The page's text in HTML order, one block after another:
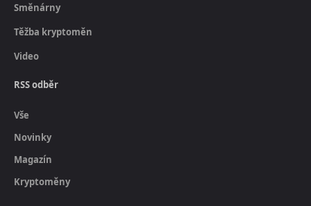
Směnárny
Těžba kryptoměn
Video
RSS odběr
Vše
Novinky
Magazín
Kryptoměny